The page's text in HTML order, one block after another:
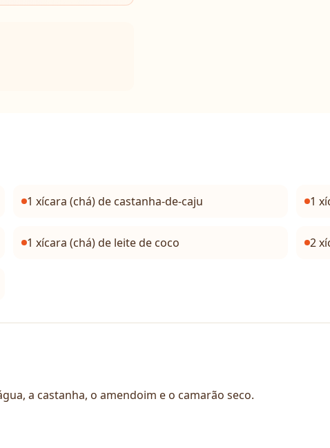
1 xícara (chá) de castanha-de-caju 1
1 xícara (chá) de leite de coco 2
a castanha, o amendoim e o camarão seco.